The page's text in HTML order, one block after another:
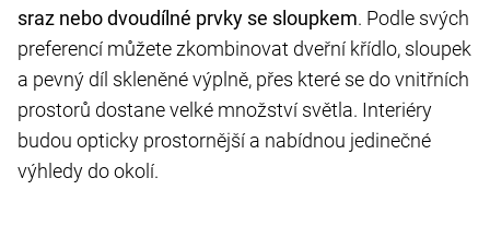
sraz nebo dvoudílné prvky se sloupkem. Podle svých
preferencí můžete zkombinovat dveřní křídlo, sloupek
a pevný díl skleněné výplně, přes které se do vnitřních
prostorů dostane velké množství světla. Interiéry
budou opticky prostornější a nabídnou jedinečné
výhledy do okolí.